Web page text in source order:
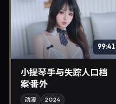
99:41
小提琴手与失踪人口档
案·番外
动漫 2024